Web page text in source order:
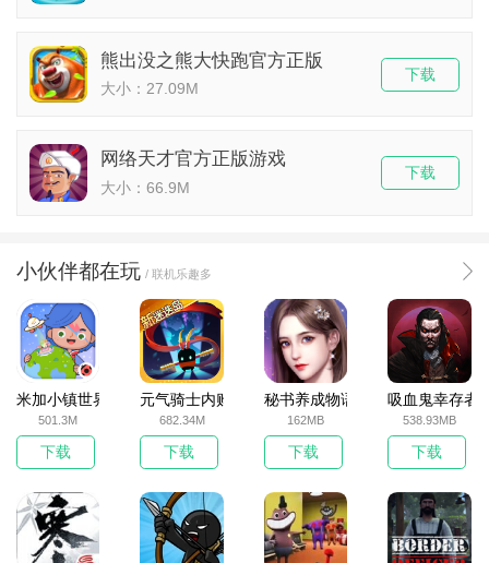
熊出没之熊大快跑官方正版
大小：27.09M
下载
网络天才官方正版游戏
大小：66.9M
下载
小伙伴都在玩 / 联机乐趣多
米加小镇世界2025官方版
501.3M
下载
元气骑士内购破解版
682.34M
下载
秘书养成物语
162MB
下载
吸血鬼幸存者
538.93MB
下载